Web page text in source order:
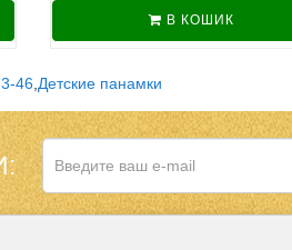
В КОШИК
46 Детские панамки